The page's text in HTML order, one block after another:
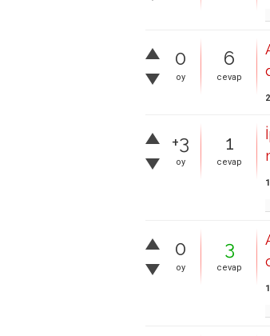
0
oy
6
cevap
+3
oy
1
cevap
0
oy
3
cevap